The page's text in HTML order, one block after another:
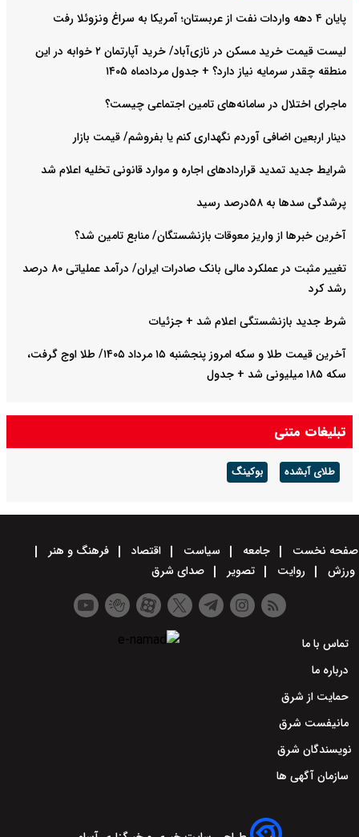
پایان ۴ دهه واردات نفت از عربستان؛ آمریکا به سراغ ونزوئلا رفت
لیست قیمت خرید مسکن در نازی‌آباد/ خرید آپارتمان ۲ خوابه در این
منطقه چقدر سرمایه نیاز دارد؟ + جدول مردادماه ۱۴۰۵
ماجرای اختلال در سامانه‌های تامین اجتماعی چیست؟
دینار اربعین اضافی آوردم نگهداری کنم یا بفروشم/ قیمت بازار
شرایط جدید تمدید قراردادهای اجاره و موارد قانونی تخلیه اعلام شد
پرشدگی سدها به ۵۸درصد رسید
آخرین خبرها از واریز معوقات بازنشستگان/ منابع تامین شد؟
تغییر مثبت در عملکرد مالی بانک صادرات ایران/ درآمد عملیاتی ۸۰ درصد
رشد کرد
شرط جدید بازنشستگی اعلام شد + جزئیات
آخرین قیمت طلا و سکه امروز پنجشنبه ۱۵ مرداد ۱۴۰۵/ طلا اوج گرفت،
سکه ۱۸۵ میلیونی شد + جدول
تبلیغات متنی
طلای آبشده بوکینگ
صفحه نخست جامعه سیاست اقتصاد
فرهنگ و هنر
ورزش
روایت تصویر صدای شرق
تماس با ما
درباره ما
حمایت از شرق
مانیفست شرق
نویسندگان شرق
سازمان آگهی ها